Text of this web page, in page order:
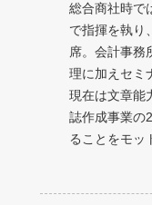
総合商社時で
で指揮を執り
席。会計事務
理に加えセミ
現在は文章能
誌作成事業の
ることをモッ